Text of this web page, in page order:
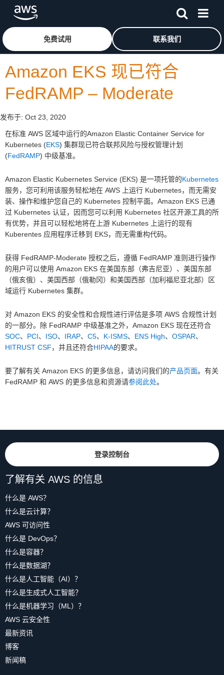
跳至主要内容
免费试用 联系我们
Amazon EKS 现已符合
FedRAMP – Moderate
发布于: Oct 23, 2020
在标准 AWS 区域中运行的Amazon Elastic Container Service for
Kubernetes (EKS) 集群现已符合联邦风险与授权管理计划
(FedRAMP) 中级基准。
Amazon Elastic Kubernetes Service (EKS) 是一项托管的Kubernetes
服务，您可利用该服务轻松地在 AWS 上运行 Kubernetes，而无需安
装、操作和维护您自己的 Kubernetes 控制平面。Amazon EKS 已通
过 Kubernetes 认证，因而您可以利用 Kubernetes 社区开源工具的所
有优势，并且可以轻松地将在上游 Kubernetes 上运行的现有
Kuberentes 应用程序迁移到 EKS，而无需重构代码。
获得 FedRAMP-Moderate 授权之后，遵循 FedRAMP 准则进行操作
的用户可以使用 Amazon EKS 在美国东部（弗吉尼亚）、美国东部
（俄亥俄）、美国西部（俄勒冈）和美国西部（加利福尼亚北部）区
域运行 Kubernetes 集群。
对 Amazon EKS 的安全性和合规性进行评估是多项 AWS 合规性计划
的一部分。除 FedRAMP 中级基准之外，Amazon EKS 现在还符合
SOC、 PCI、 ISO、 IRAP、 C5、 K-ISMS、 ENS High、 OSPAR、
HITRUST CSF，并且还符合HIPAA的要求。
要了解有关 Amazon EKS 的更多信息，请访问我们的产品页面。有关
FedRAMP 和 AWS 的更多信息和资源请参阅此处。
登录控制台
了解有关 AWS 的信息
什么是 AWS？
什么是云计算？
AWS 可访问性
什么是 DevOps？
什么是容器？
什么是数据湖？
什么是人工智能（AI）？
什么是生成式人工智能？
什么是机器学习（ML）？
AWS 云安全性
最新资讯
博客
新闻稿